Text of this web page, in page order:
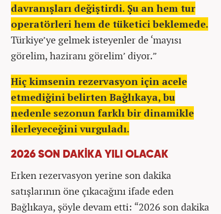
davranışları değiştirdi. Şu an hem tur
operatörleri hem de tüketici beklemede.
Türkiye’ye gelmek isteyenler de ‘mayısı
görelim, haziranı görelim’ diyor.”
Hiç kimsenin rezervasyon için acele
etmediğini belirten Bağlıkaya, bu
nedenle sezonun farklı bir dinamikle
ilerleyeceğini vurguladı.
2026 SON DAKİKA YILI OLACAK
Erken rezervasyon yerine son dakika
satışlarının öne çıkacağını ifade eden
Bağlıkaya, şöyle devam etti: “2026 son dakika